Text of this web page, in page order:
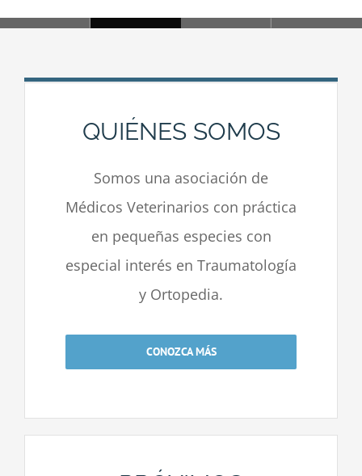
QUIÉNES SOMOS
Somos una asociación de
Médicos Veterinarios con práctica
en pequeñas especies con
especial interés en Traumatología
y Ortopedia.
CONOZCA MÁS